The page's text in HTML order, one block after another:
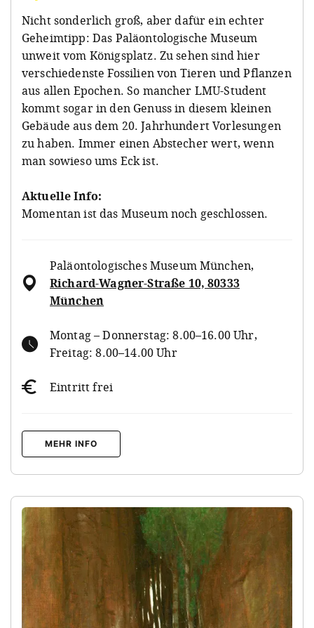
Nicht sonderlich groß, aber dafür ein echter
Geheimtipp: Das Paläontologische Museum
unweit vom Königsplatz. Zu sehen sind hier
verschiedenste Fossilien von Tieren und Pflanzen
aus allen Epochen. So mancher LMU-Student
kommt sogar in den Genuss in diesem kleinen
Gebäude aus dem 20. Jahrhundert Vorlesungen
zu haben. Immer einen Abstecher wert, wenn
man sowieso ums Eck ist.
Aktuelle Info:
Momentan ist das Museum noch geschlossen.
Paläontologisches Museum München,
Richard-Wagner-Straße 10, 80333
München
Montag – Donnerstag: 8.00–16.00 Uhr,
Freitag: 8.00–14.00 Uhr
Eintritt frei
MEHR INFO